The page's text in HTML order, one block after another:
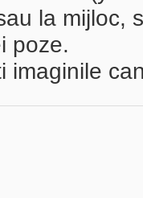
la mijloc,
poze.
imaginile